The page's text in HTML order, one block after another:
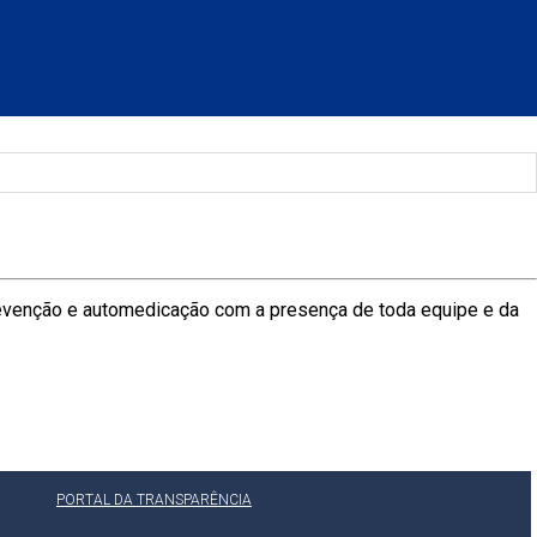
e automedicação com a presença de toda equipe e da
PORTAL DA TRANSPARÊNCIA